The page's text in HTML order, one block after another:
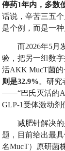
停药1年内，多数
话说，辛苦三五
是个例，而是一
而2026年5月
验，把另一组数
活AKK MucT菌的
则是32.9%。研究
——“巴氏灭活的
GLP-1受体激动剂
减肥针解决
题，目前给出最
名MucT）原研